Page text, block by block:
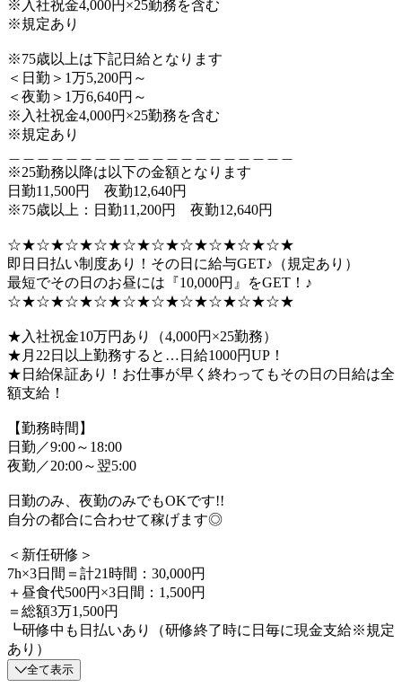
※入社祝金4,000円×25勤務を含む
※規定あり
※75歳以上は下記日給となります
＜日勤＞1万5,200円～
＜夜勤＞1万6,640円～
※入社祝金4,000円×25勤務を含む
※規定あり
※25勤務以降は以下の金額となります
日勤11,500円 夜勤12,640円
※75歳以上：日勤11,200円 夜勤12,640円
☆★☆★☆★☆★☆★☆★☆★☆★☆★☆★
即日日払い制度あり！その日に給与GET♪（規定あり）
最短でその日のお昼には『10,000円』をGET！♪
☆★☆★☆★☆★☆★☆★☆★☆★☆★☆★
★入社祝金10万円あり（4,000円×25勤務）
★月22日以上勤務すると…日給1000円UP！
★日給保証あり！お仕事が早く終わってもその日の日給は全
額支給！
【勤務時間】
日勤／9:00～18:00
夜勤／20:00～翌5:00
日勤のみ、夜勤のみでもOKです!!
自分の都合に合わせて稼げます◎
＜新任研修＞
7h×3日間＝計21時間：30,000円
＋昼食代500円×3日間：1,500円
＝総額3万1,500円
┗研修中も日払いあり（研修終了時に日毎に現金支給※規定
あり）
全て表示